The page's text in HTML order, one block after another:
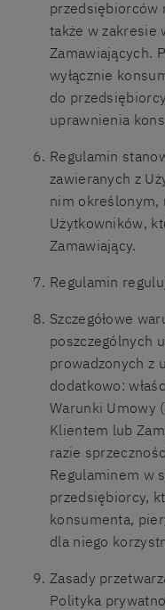
przedsiębiorców
także w zakresie
Zamawiających.
wyłącznie
do
uprawnienia
Regulamin
zawieranych z
nim określonym,
Użytkowników,
Zamawiający.
Regulamin
Szczegółowe
poszczególnych
prowadzonych z
dodatkowo:
Warunki Umowy
Klientem lub
razie
Regulaminem w
przedsiębiorcy,
konsumenta,
dla niego
Zasady
Polityka